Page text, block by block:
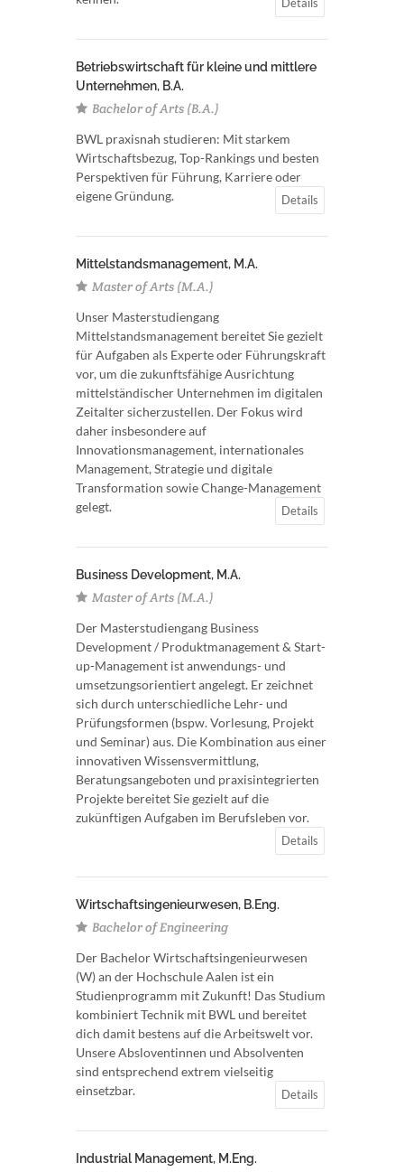
Betriebswirtschaft für kleine und mittlere
Unternehmen, B.A.
Bachelor of Arts (B.A.)
BWL praxisnah studieren: Mit starkem
Wirtschaftsbezug, Top-Rankings und besten
Perspektiven für Führung, Karriere oder
eigene Gründung.
Details
Mittelstandsmanagement, M.A.
Master of Arts (M.A.)
Unser Masterstudiengang
Mittelstandsmanagement bereitet Sie gezielt
für Aufgaben als Experte oder Führungskraft
vor, um die zukunftsfähige Ausrichtung
mittelständischer Unternehmen im digitalen
Zeitalter sicherzustellen. Der Fokus wird
daher insbesondere auf
Innovationsmanagement, internationales
Management, Strategie und digitale
Transformation sowie Change-Management
gelegt.
Details
Business Development, M.A.
Master of Arts (M.A.)
Der Masterstudiengang Business
Development / Produktmanagement & Start-
up-Management ist anwendungs- und
umsetzungsorientiert angelegt. Er zeichnet
sich durch unterschiedliche Lehr- und
Prüfungsformen (bspw. Vorlesung, Projekt
und Seminar) aus. Die Kombination aus einer
innovativen Wissensvermittlung,
Beratungsangeboten und praxisintegrierten
Projekte bereitet Sie gezielt auf die
zukünftigen Aufgaben im Berufsleben vor.
Details
Wirtschaftsingenieurwesen, B.Eng.
Bachelor of Engineering
Der Bachelor Wirtschaftsingenieurwesen
(W) an der Hochschule Aalen ist ein
Studienprogramm mit Zukunft! Das Studium
kombiniert Technik mit BWL und bereitet
dich damit bestens auf die Arbeitswelt vor.
Unsere Absloventinnen und Absolventen
sind entsprechend extrem vielseitig
einsetzbar.
Details
Industrial Management, M.Eng.